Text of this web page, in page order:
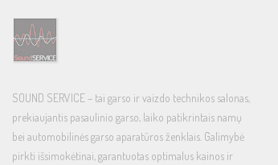
SOUND SERVICE – tai garso ir vaizdo technikos salonas,
prekiaujantis pasaulinio garso, laiko patikrintais namų
bei automobilinės garso aparatūros ženklais. Galimybė
pirkti išsimokėtinai, garantuotas optimalus kainos ir